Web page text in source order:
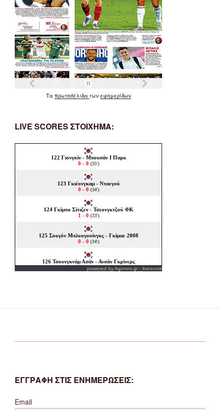
Τα πρωτοσέλιδα των εφημερίδων
LIVE SCORES ΣΤΟΙΧΗΜΑ:
powered byAgones.gr - livescore
ΕΓΓΡΑΦΗ ΣΤΙΣ ΕΝΗΜΕΡΩΣΕΙΣ:
Email